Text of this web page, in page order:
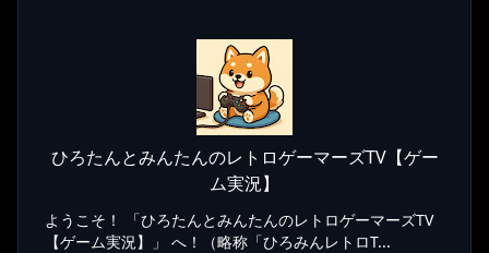
ひろたんとみんたんのレトロゲーマーズTV【ゲー
ム実況】
ようこそ！ 「ひろたんとみんたんのレトロゲーマーズTV
【ゲーム実況】」 へ！（略称「ひろみんレトロT...